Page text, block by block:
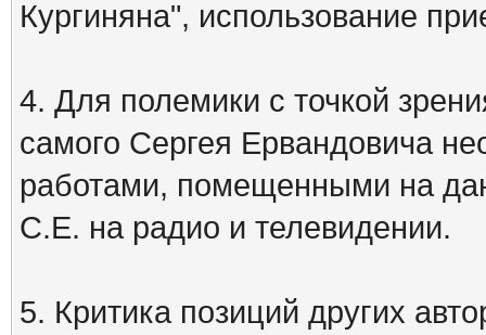
Кургиняна", использование
4. Для полемики с точкой
самого Сергея Ервандовича
работами, помещенными на
С.Е. на радио и телевидении.
5. Критика позиций других